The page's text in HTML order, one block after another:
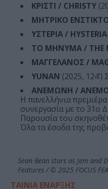
ΚΡΙΣΤΙ / CHRISTY
ΜΗΤΡΙΚΟ ΕΝΣΤΙΚΤΟ
ΥΣΤΕΡΙΑ / HYSTERIA
ΤΟ ΜΗΝΥΜΑ / THE
ΜΑΓΓΕΛΑΝΟΣ /
YUNAN (2025,
ΑΝΕΜΩΝΗ /
H πανελλήνια
συνεργασία με το 31ο
Παρουσία του
Όλα τα έσοδα της
Sean Bean stars as Jem and
Features / © 2025 FOCUS
ΤΑΙΝΙΑ ΕΝΑΡΞΗΣ